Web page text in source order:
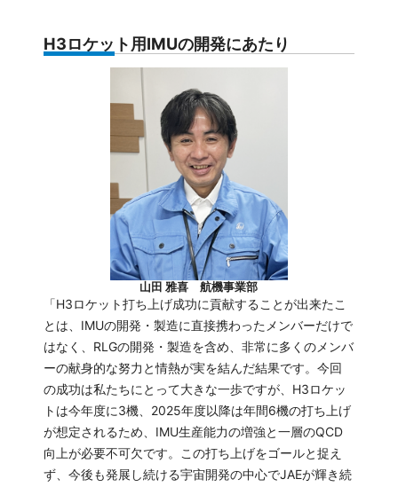
H3ロケット用IMUの開発にあたり
山田 雅喜 航機事業部
「H3ロケット打ち上げ成功に貢献することが出来たこ
とは、IMUの開発・製造に直接携わったメンバーだけで
はなく、RLGの開発・製造を含め、非常に多くのメンバ
ーの献身的な努力と情熱が実を結んだ結果です。今回
の成功は私たちにとって大きな一歩ですが、H3ロケッ
トは今年度に3機、2025年度以降は年間6機の打ち上げ
が想定されるため、IMU生産能力の増強と一層のQCD
向上が必要不可欠です。この打ち上げをゴールと捉え
ず、今後も発展し続ける宇宙開発の中心でJAEが輝き続